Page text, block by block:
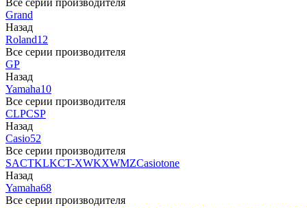
Все серии производителя
Grand
Назад
Roland12
Все серии производителя
GP
Назад
Yamaha10
Все серии производителя
CLPCSP
Назад
Casio52
Все серии производителя
SACTKLKCT-XWKXWMZCasiotone
Назад
Yamaha68
Все серии производителя